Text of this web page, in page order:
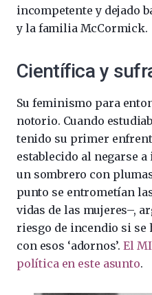
incompetente y dejado
y la familia McCormick.
Científica y
Su feminismo para
notorio. Cuando
tenido su primer
establecido al negarse
un sombrero con
punto se entrometían
vidas de las mujeres–,
riesgo de incendio si
con esos ‘adornos’.El
política en este asunto.